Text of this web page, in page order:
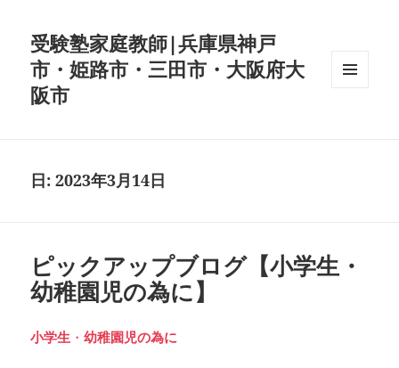
受験塾家庭教師|兵庫県神戸
市・姫路市・三田市・大阪府大
阪市
日:2023年3月14日
ピックアップブログ【小学生・
幼稚園児の為に】
小学生 ・幼稚園児の為に